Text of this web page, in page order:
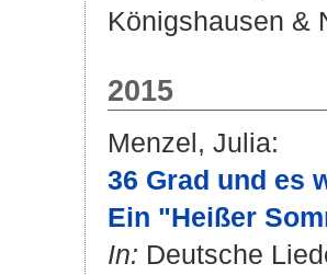
Königshausen &
2015
Menzel, Julia:
36 Grad und es
Ein "Heißer
In: Deutsche